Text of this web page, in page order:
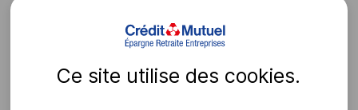
Intéressement et
participation : percevoir
ou épargner ?
Ce site utilise des cookies.